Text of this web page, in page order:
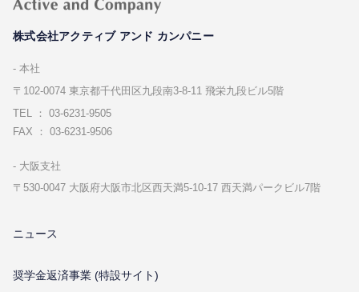
株式会社アクティブ アンド カンパニー
本社
〒102-0074 東京都千代⽥区九段南3-8-11 飛栄九段ビル5階
TEL ： 03-6231-9505
FAX ： 03-6231-9506
⼤阪⽀社
〒530-0047 ⼤阪府⼤阪市北区⻄天満5-10-17 ⻄天満パークビル7階
ニュース
奨学金返済事業 (特設サイト)